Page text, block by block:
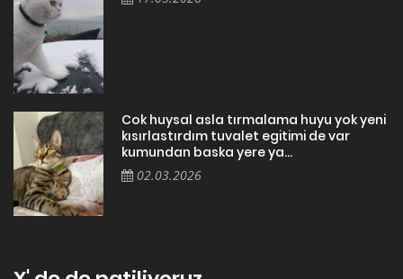
Cok huysal asla tırmalama huyu yok yeni
kısırlastırdım tuvalet egitimi de var
kumundan baska yere ya...
02.03.2026